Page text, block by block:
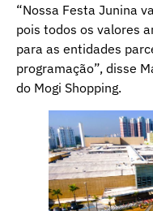
“Nossa Festa Junina
pois todos os valores
para as entidades
programação”, disse
do Mogi Shopping.